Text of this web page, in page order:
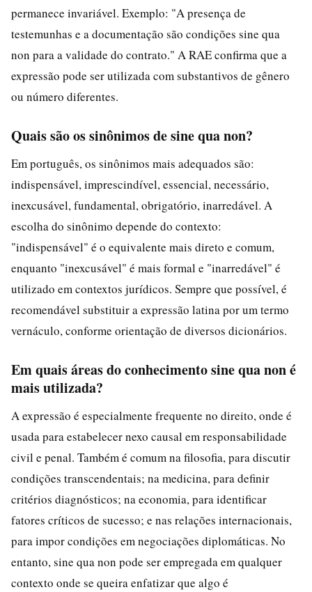
permanece invariável. Exemplo: "A presença de
testemunhas e a documentação são condições sine qua
non para a validade do contrato." A RAE confirma que a
expressão pode ser utilizada com substantivos de gênero
ou número diferentes.
Quais são os sinônimos de sine qua non?
Em português, os sinônimos mais adequados são:
indispensável, imprescindível, essencial, necessário,
inexcusável, fundamental, obrigatório, inarredável. A
escolha do sinônimo depende do contexto:
"indispensável" é o equivalente mais direto e comum,
enquanto "inexcusável" é mais formal e "inarredável" é
utilizado em contextos jurídicos. Sempre que possível, é
recomendável substituir a expressão latina por um termo
vernáculo, conforme orientação de diversos dicionários.
Em quais áreas do conhecimento sine qua non é
mais utilizada?
A expressão é especialmente frequente no direito, onde é
usada para estabelecer nexo causal em responsabilidade
civil e penal. Também é comum na filosofia, para discutir
condições transcendentais; na medicina, para definir
critérios diagnósticos; na economia, para identificar
fatores críticos de sucesso; e nas relações internacionais,
para impor condições em negociações diplomáticas. No
entanto, sine qua non pode ser empregada em qualquer
contexto onde se queira enfatizar que algo é